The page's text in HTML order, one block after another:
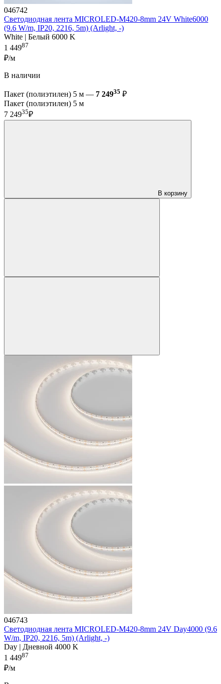
046742
Светодиодная лента MICROLED-M420-8mm 24V White6000
(9.6 W/m, IP20, 2216, 5m) (Arlight, -)
White | Белый 6000 K
1 44987
₽/м
В наличии
Пакет (полиэтилен) 5 м — 7 24935 ₽
Пакет (полиэтилен) 5 м
7 24935₽
В корзину
046743
Светодиодная лента MICROLED-M420-8mm 24V Day4000 (9.6
W/m, IP20, 2216, 5m) (Arlight, -)
Day | Дневной 4000 K
1 44987
₽/м